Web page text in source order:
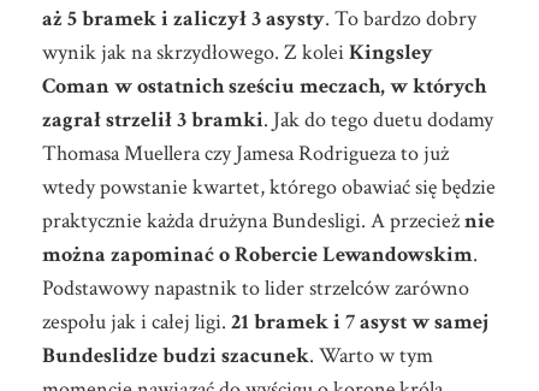
aż 5 bramek i zaliczył 3 asysty. To bardzo dobry
wynik jak na skrzydłowego. Z koleiKingsley
Coman w ostatnich sześciu meczach, w których
zagrał strzelił 3 bramki. Jak do tego duetu dodamy
Thomasa Muellera czy Jamesa Rodrigueza to już
wtedy powstanie kwartet, którego obawiać się będzie
praktycznie każda drużyna Bundesligi. A przecieżnie
można zapominać o Robercie Lewandowskim.
Podstawowy napastnik to lider strzelców zarówno
zespołu jak i całej ligi. 21 bramek i 7 asyst w samej
Bundeslidze budzi szacunek. Warto w tym